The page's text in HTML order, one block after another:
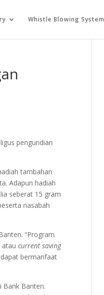
Whistle Blowing System
pengundian
tambahan
Adapun hadiah
seberat 15 gram
nasabah
“Program
ataucurrent saving
bermanfaat
Bank Banten.